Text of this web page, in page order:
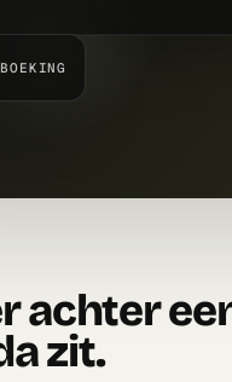
BOEKING
achter
zit.